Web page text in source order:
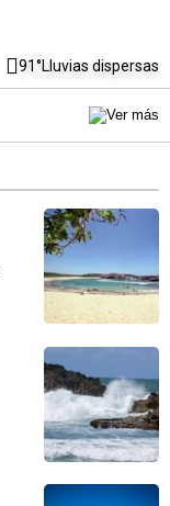
91°Lluvias dispersas